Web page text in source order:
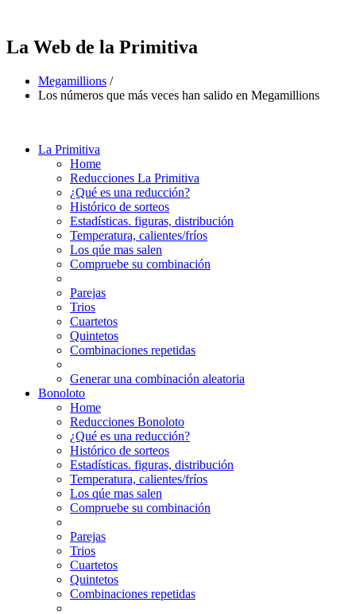
La Web de la Primitiva
Megamillions /
Los números que más veces han salido en Megamillions
La Primitiva
Home
Reducciones La Primitiva
¿Qué es una reducción?
Histórico de sorteos
Estadísticas. figuras, distribución
Temperatura, calientes/fríos
Los qúe mas salen
Compruebe su combinación
Parejas
Trios
Cuartetos
Quintetos
Combinaciones repetidas
Generar una combinación aleatoria
Bonoloto
Home
Reducciones Bonoloto
¿Qué es una reducción?
Histórico de sorteos
Estadísticas. figuras, distribución
Temperatura, calientes/fríos
Los qúe mas salen
Compruebe su combinación
Parejas
Trios
Cuartetos
Quintetos
Combinaciones repetidas